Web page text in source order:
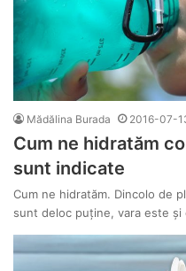
Mădălina Burada 2016-07-
Cum ne hidratăm
sunt indicate
Cum ne hidratăm. Dincolo de
sunt deloc puține, vara este și